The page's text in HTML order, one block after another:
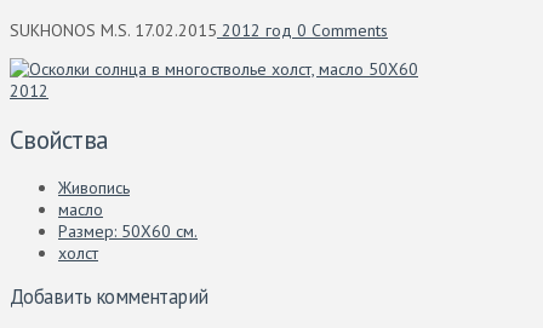
SUKHONOS M.S. 17.02.2015 2012 год 0 Comments
Свойства
Живопись
масло
Размер: 50X60 см.
холст
Добавить комментарий